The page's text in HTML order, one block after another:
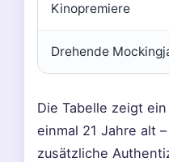
Kinopremiere
Drehende
Die Tabelle zeigt
einmal 21 Jahre alt
zusätzliche